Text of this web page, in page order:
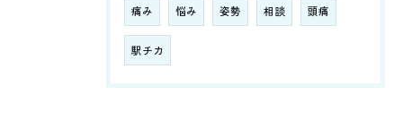
痛み 悩み 姿勢 相談 頭痛
駅チカ